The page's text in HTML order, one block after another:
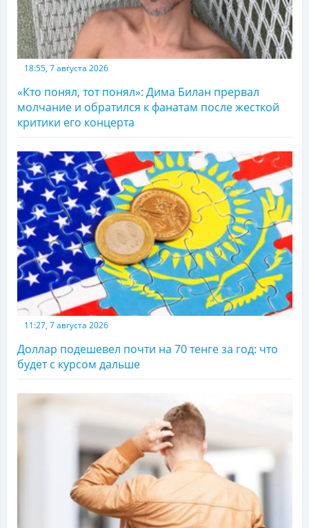
18:55, 7 августа 2026
«Кто понял, тот понял»: Дима Билан прервал
молчание и обратился к фанатам после жесткой
критики его концерта
11:27, 7 августа 2026
Доллар подешевел почти на 70 тенге за год: что
будет с курсом дальше